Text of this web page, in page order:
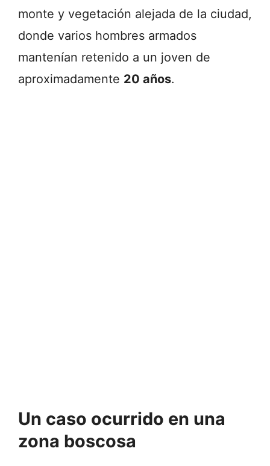
monte y vegetación alejada de la ciudad,
donde varios hombres armados
mantenían retenido a un joven de
aproximadamente 20 años.
Un caso ocurrido en una
zona boscosa